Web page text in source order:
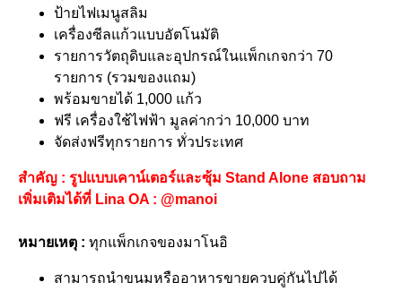
ป้ายไฟเมนูสลิม
เครื่องซีลแก้วแบบอัตโนมัติ
รายการวัตถุดิบและอุปกรณ์ในแพ็กเกจกว่า 70
รายการ (รวมของแถม)
พร้อมขายได้ 1,000 แก้ว
ฟรี เครื่องใช้ไฟฟ้า มูลค่ากว่า 10,000 บาท
จัดส่งฟรีทุกรายการ ทั่วประเทศ
สำคัญ : รูปแบบเคาน์เตอร์และซุ้ม Stand Alone สอบถาม
เพิ่มเติมได้ที่ Lina OA : @manoi
หมายเหตุ : ทุกแพ็กเกจของมาโนอิ
สามารถนำขนมหรืออาหารขายควบคู่กันไปได้